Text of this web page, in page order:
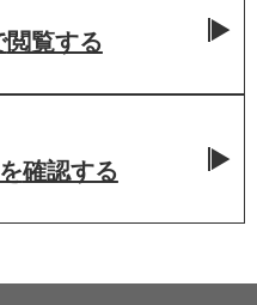
閲覧する
確認する